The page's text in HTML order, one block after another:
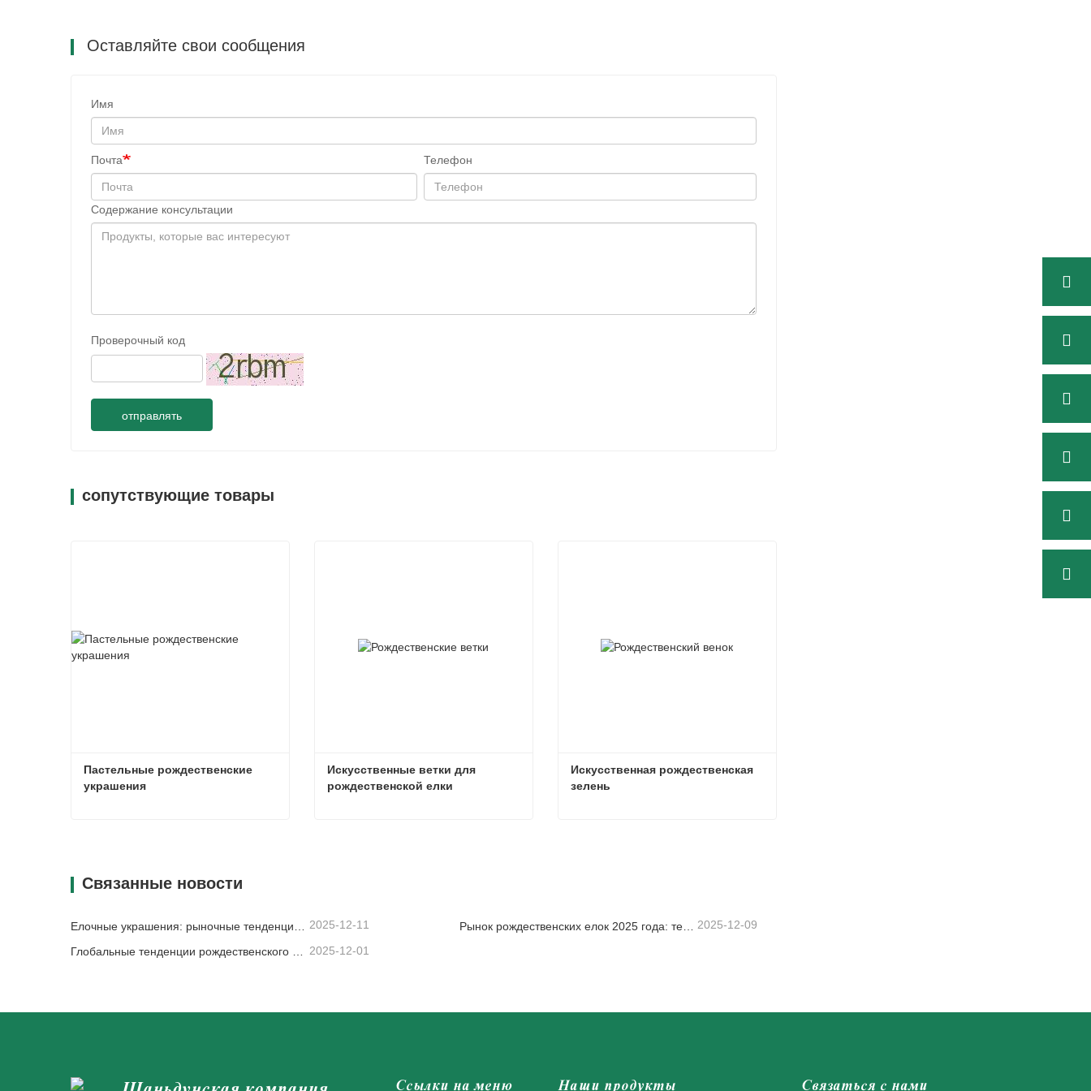
Оставляйте свои сообщения
Имя
Почта Телефон
Содержание консультации
Проверочный код
отправлять
сопутствующие товары
Пастельные рождественские
украшения
Искусственные ветки для
рождественской елки
Искусственная рождественская
зелень
Связанные новости
2025-12-11 Рынок рождественских елок 2025 года: тенденции, технологии и руководство по закупкам для B2B-покупателей 2025-12-09
2025-12-01
Ссылки на меню Наши продукты Связаться с нами